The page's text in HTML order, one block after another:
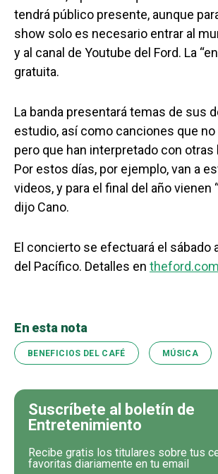
tendrá público presente, aunque
show solo es necesario entrar al
y al canal de Youtube del Ford. La
gratuita.
La banda presentará temas de sus
estudio, así como canciones que no
pero que han interpretado con otras
Por estos días, por ejemplo, van a
videos, y para el final del año vienen
dijo Cano.
El concierto se efectuará el sábado
del Pacífico. Detalles en
En esta nota
BENEFICIOS DEL CAFÉ MÚSICA
Suscríbete al boletín de
Entretenimiento
Recibe gratis los titulares sobre tus
favoritas diariamente en tu email